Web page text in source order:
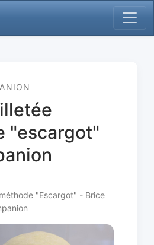
"escargot"
"Escargot" - Brice